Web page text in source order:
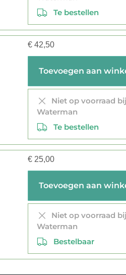
Te bestellen
€ 42,50
Niet op voorraad
Waterman
Te bestellen
€ 25,00
Niet op voorraad
Waterman
Bestelbaar